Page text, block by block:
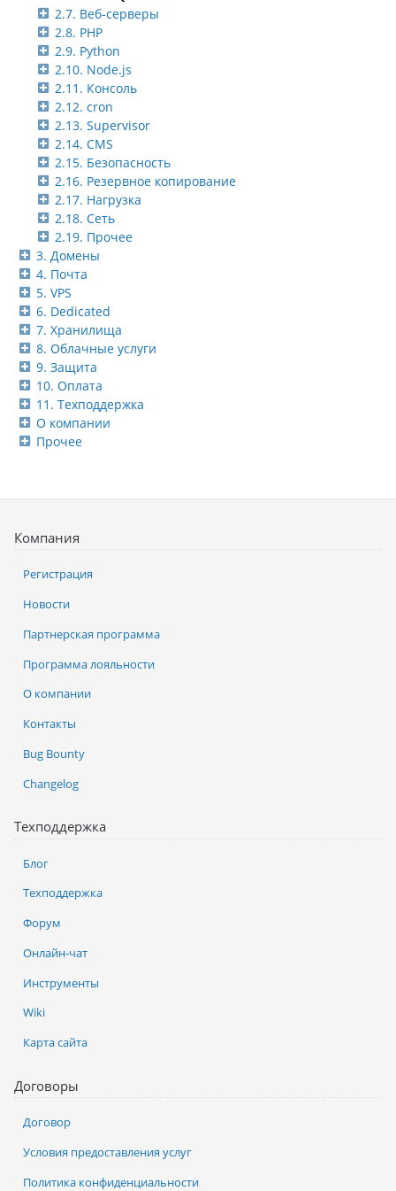
2.7. Веб-серверы
2.8. PHP
2.9. Python
2.10. Node.js
2.11. Консоль
2.12. cron
2.13. Supervisor
2.14. CMS
2.15. Безопасность
2.16. Резервное копирование
2.17. Нагрузка
2.18. Сеть
2.19. Прочее
3. Домены
4. Почта
5. VPS
6. Dedicated
7. Хранилища
8. Облачные услуги
9. Защита
10. Оплата
11. Техподдержка
О компании
Прочее
Компания
Регистрация
Новости
Партнерская программа
Программа лояльности
О компании
Контакты
Bug Bounty
Changelog
Техподдержка
Блог
Техподдержка
Форум
Онлайн-чат
Инструменты
Wiki
Карта сайта
Договоры
Договор
Условия предоставления услуг
Политика конфиденциальности